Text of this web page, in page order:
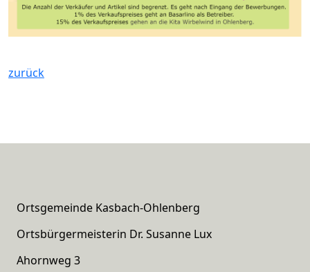
zurück
Ortsgemeinde Kasbach-Ohlenberg
Ortsbürgermeisterin Dr. Susanne Lux
Ahornweg 3